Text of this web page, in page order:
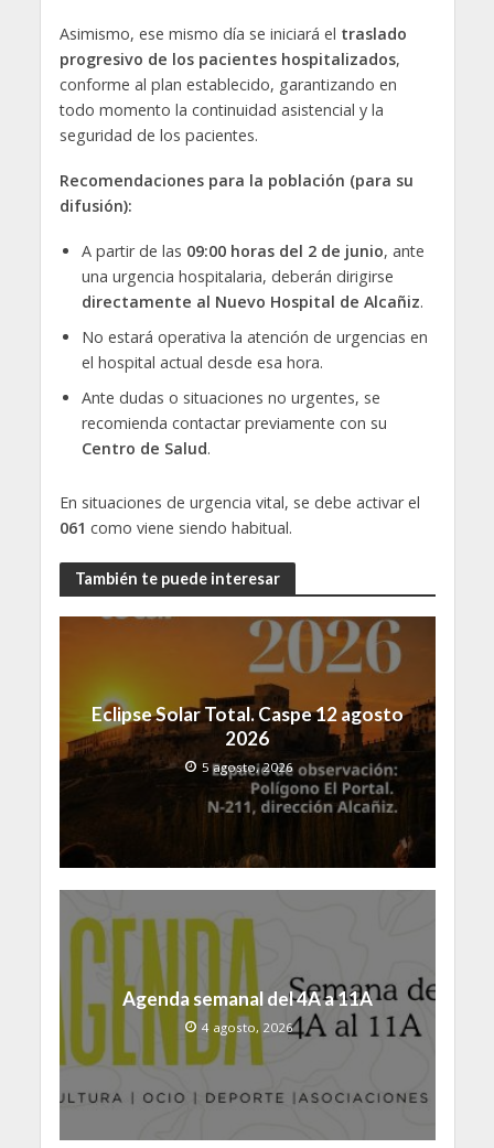
Asimismo, ese mismo día se iniciará el traslado
progresivo de los pacientes hospitalizados,
conforme al plan establecido, garantizando en
todo momento la continuidad asistencial y la
seguridad de los pacientes.
Recomendaciones para la población (para su
difusión):
A partir de las 09:00 horas del 2 de junio, ante
una urgencia hospitalaria, deberán dirigirse
directamente al Nuevo Hospital de Alcañiz.
No estará operativa la atención de urgencias en
el hospital actual desde esa hora.
Ante dudas o situaciones no urgentes, se
recomienda contactar previamente con su
Centro de Salud.
En situaciones de urgencia vital, se debe activar el
061 como viene siendo habitual.
También te puede interesar
Eclipse Solar Total. Caspe 12 agosto
2026
5 agosto, 2026
Agenda semanal del 4A a 11A
4 agosto, 2026